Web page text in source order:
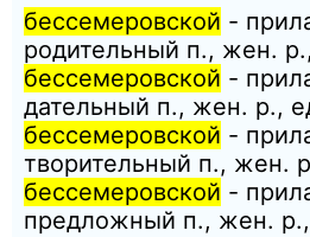
бессемеровской -
родительный п., жен.
бессемеровской -
дательный п., жен. p.,
бессемеровской -
творительный п., жен.
бессемеровской -
предложный п., жен.